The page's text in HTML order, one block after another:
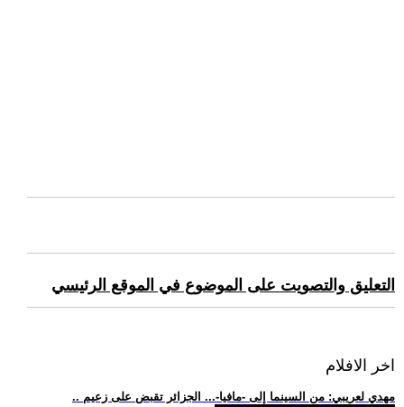
التعليق والتصويت على الموضوع في الموقع الرئيسي
اخر الافلام
.. مهدي لعريبي: من السينما إلى -مافيا-... الجزائر تقبض على زعيم